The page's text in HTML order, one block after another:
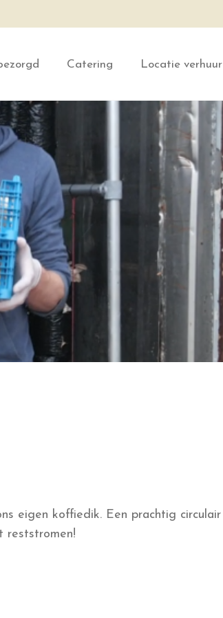
Catering Locatie verhuur
eigen koffiedik. Een prachtig circulair
reststromen!